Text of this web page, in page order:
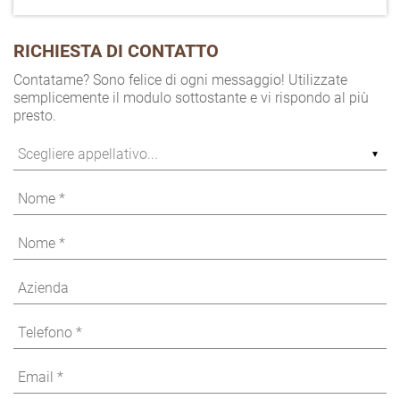
RICHIESTA DI CONTATTO
Contatame? Sono felice di ogni messaggio! Utilizzate
semplicemente il modulo sottostante e vi rispondo al più
presto.